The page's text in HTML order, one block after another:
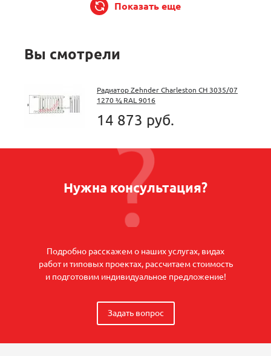
Показать еще
Вы смотрели
Радиатор Zehnder Charleston CH 3035/07
1270 ¾ RAL 9016
14 873 руб.
Нужна консультация?
Подробно расскажем о наших услугах, видах
работ и типовых проектах, рассчитаем стоимость
и подготовим индивидуальное предложение!
Задать вопрос